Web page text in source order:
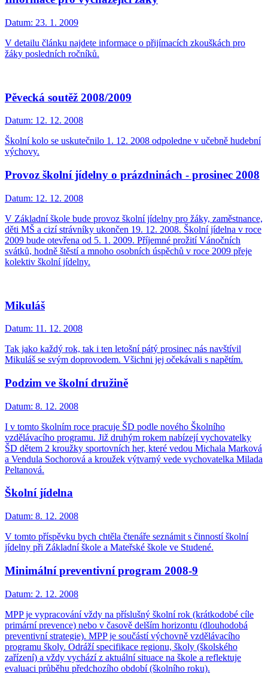
Datum: 23. 1. 2009
V detailu článku najdete informace o přijímacích zkouškách pro
žáky posledních ročníků.
Pěvecká soutěž 2008/2009
Datum: 12. 12. 2008
Školní kolo se uskutečnilo 1. 12. 2008 odpoledne v učebně hudební
výchovy.
Provoz školní jídelny o prázdninách - prosinec 2008
Datum: 12. 12. 2008
V Základní škole bude provoz školní jídelny pro žáky, zaměstnance,
děti MŠ a cizí strávníky ukončen 19. 12. 2008. Školní jídelna v roce
2009 bude otevřena od 5. 1. 2009. Příjemné prožití Vánočních
svátků, hodně štěstí a mnoho osobních úspěchů v roce 2009 přeje
kolektiv školní jídelny.
Mikuláš
Datum: 11. 12. 2008
Tak jako každý rok, tak i ten letošní pátý prosinec nás navštívil
Mikuláš se svým doprovodem. Všichni jej očekávali s napětím.
Podzim ve školní družině
Datum: 8. 12. 2008
I v tomto školním roce pracuje ŠD podle nového Školního
vzdělávacího programu. Již druhým rokem nabízejí vychovatelky
ŠD dětem 2 kroužky sportovních her, které vedou Michala Marková
a Vendula Sochorová a kroužek výtvarný vede vychovatelka Milada
Peltanová.
Školní jídelna
Datum: 8. 12. 2008
V tomto příspěvku bych chtěla čtenáře seznámit s činností školní
jídelny při Základní škole a Mateřské škole ve Studené.
Minimální preventivní program 2008-9
Datum: 2. 12. 2008
MPP je vypracování vždy na příslušný školní rok (krátkodobé cíle
primární prevence) nebo v časově delším horizontu (dlouhodobá
preventivní strategie). MPP je součástí výchovně vzdělávacího
programu školy. Odráží specifikace regionu, školy (školského
zařízení) a vždy vychází z aktuální situace na škole a reflektuje
evaluaci průběhu předchozího období (školního roku).